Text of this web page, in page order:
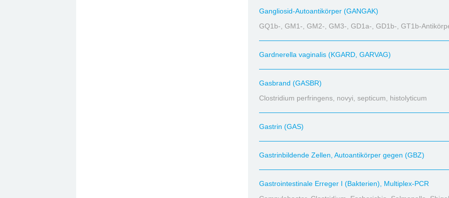
Gangliosid-Autoantikörper (GANGAK)
GQ1b-, GM1-, GM2-, GM3-, GD1a-, GD1b-, GT1b-
Gardnerella vaginalis (KGARD, GARVAG)
Gasbrand (GASBR)
Clostridium perfringens, novyi, septicum, histolyticum
Gastrin (GAS)
Gastrinbildende Zellen, Autoantikörper gegen (GBZ)
Gastrointestinale Erreger I (Bakterien), Multiplex-PCR